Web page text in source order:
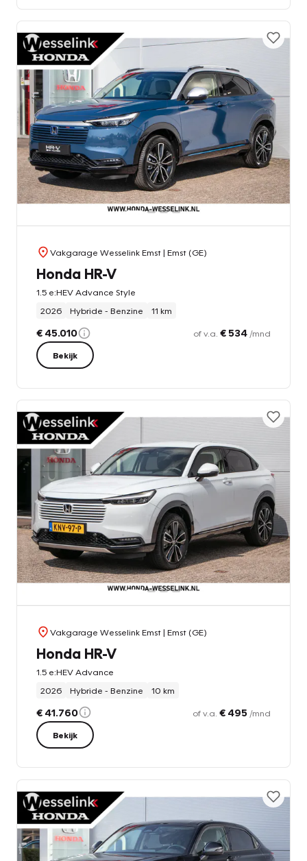
Vakgarage Wesselink Emst| Emst (GE)
Honda HR-V
1.5 e:HEV Advance Style
2026
Hybride - Benzine 11 km
€ 45.010 of v.a. € 534 /mnd
Bekijk
Vakgarage Wesselink Emst| Emst (GE)
Honda HR-V
1.5 e:HEV Advance
2026
Hybride - Benzine 10 km
€ 41.760 of v.a. € 495 /mnd
Bekijk